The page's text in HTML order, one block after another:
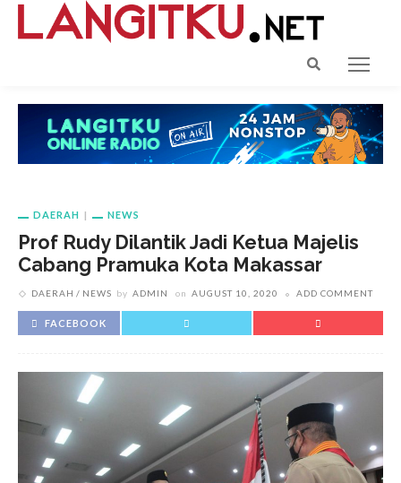
DAERAH NEWS
Prof Rudy Dilantik Jadi Ketua Majelis
Cabang Pramuka Kota Makassar
DAERAH NEWS by ADMIN on AUGUST 10, 2020 ADD COMMENT
FACEBOOK